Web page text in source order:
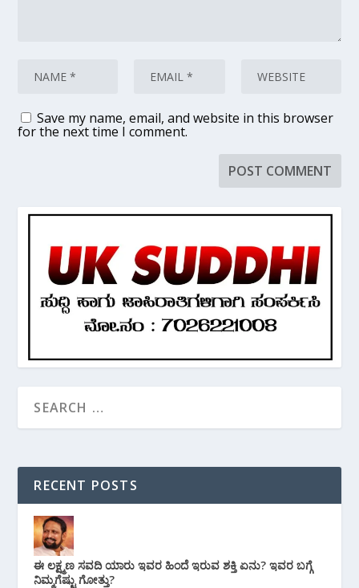
Save my name, email, and website in this browser
for the next time I comment.
RECENT POSTS
ಈ ಲಕ್ಷ್ಮಣ ಸವದಿ ಯಾರು ಇವರ ಹಿಂದೆ ಇರುವ ಶಕ್ತಿ ಏನು? ಇವರ ಬಗ್ಗೆ
ನಿಮ್ಮಗೆಷ್ಟು ಗೋತ್ತು?